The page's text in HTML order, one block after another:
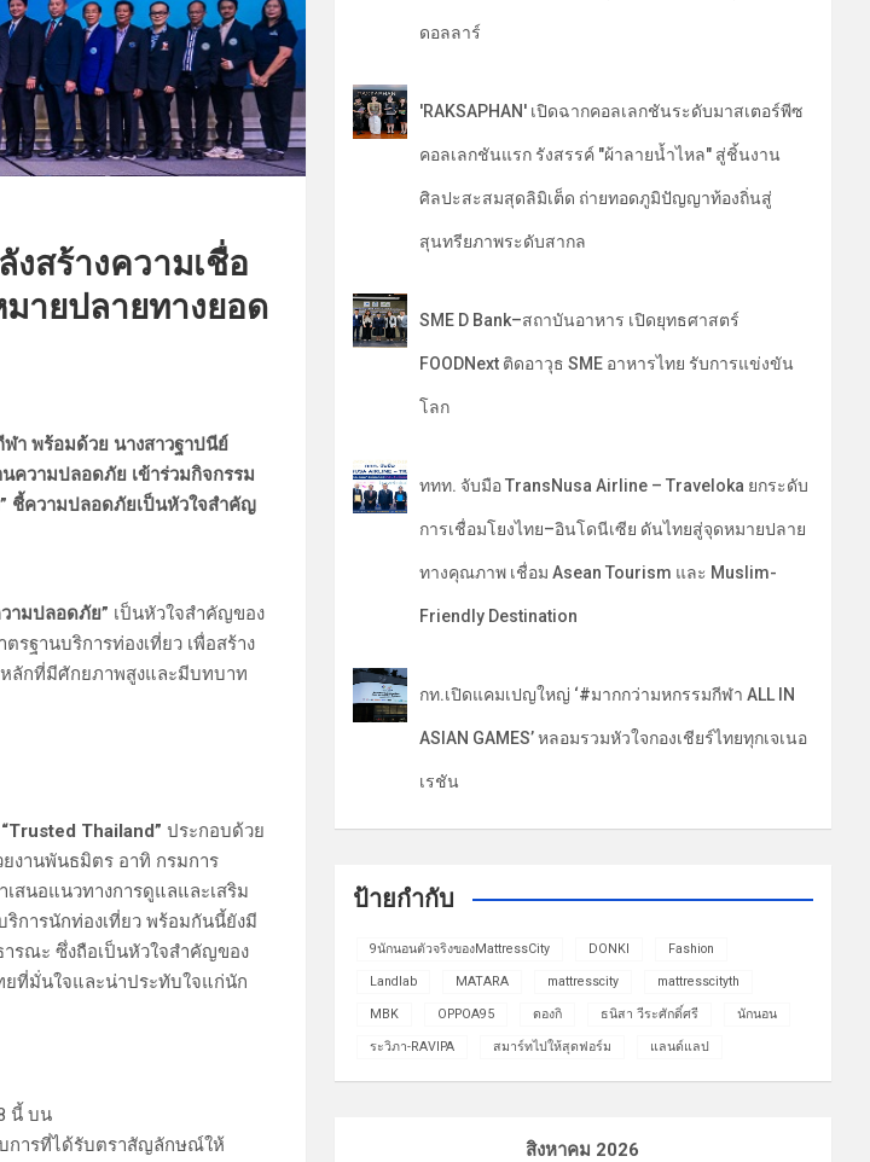
สร้างความเชื่อ
ายปลายทางยอด
า พร้อมด้วย นางสาวฐาปนีย์
ความปลอดภัย เข้าร่วมกิจกรรม
ชี้ความปลอดภัยเป็นหัวใจสำคัญ
วามปลอดภัย” เป็นหัวใจสำคัญของ
ฐานบริการท่องเที่ยว เพื่อสร้าง
หลักที่มีศักยภาพสูงและมีบทบาท
“Trusted Thailand” ประกอบด้วย
งานพันธมิตร อาทิ กรมการ
สนอแนวทางการดูแลและเสริม
การนักท่องเที่ยว พร้อมกันนี้ยังมี
ารณะ ซึ่งถือเป็นหัวใจสำคัญของ
ยที่มั่นใจและน่าประทับใจแก่นัก
นี้ บน
การที่ได้รับตราสัญลักษณ์ให้
ดอลลาร์
'RAKSAPHAN' เปิดฉากคอลเลกชันระดับมาสเตอร์พีซ
คอลเลกชันแรก รังสรรค์ "ผ้าลายน้ำไหล" สู่ชิ้นงาน
ศิลปะสะสมสุดลิมิเต็ด ถ่ายทอดภูมิปัญญาท้องถิ่นสู่
สุนทรียภาพระดับสากล
SME D Bank–สถาบันอาหาร เปิดยุทธศาสตร์
FOODNext ติดอาวุธ SME อาหารไทย รับการแข่งขัน
โลก
ททท. จับมือ TransNusa Airline – Traveloka ยกระดับ
การเชื่อมโยงไทย–อินโดนีเซีย ดันไทยสู่จุดหมายปลาย
ทางคุณภาพ เชื่อม Asean Tourism และ Muslim-
Friendly Destination
กท.เปิดแคมเปญใหญ่ ‘#มากกว่ามหกรรมกีฬา ALL IN
ASIAN GAMES’ หลอมรวมหัวใจกองเชียร์ไทยทุกเจเนอ
เรชัน
ป้ายกำกับ
9นักนอนตัวจริงของMattressCity DONKI Fashion
Landlab MATARA mattresscity mattresscityth
MBK OPPOA95 ดองกิ ธนิสา วีระศักดิ์ศรี นักนอน
ระวิภา-RAVIPA สมาร์ทไปให้สุดฟอร์ม แลนด์แลป
สิงหาคม 2026